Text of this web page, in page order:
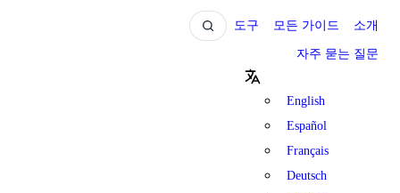
도구 모든 가이드 소개
자주 묻는 질문
English
Español
Français
Deutsch